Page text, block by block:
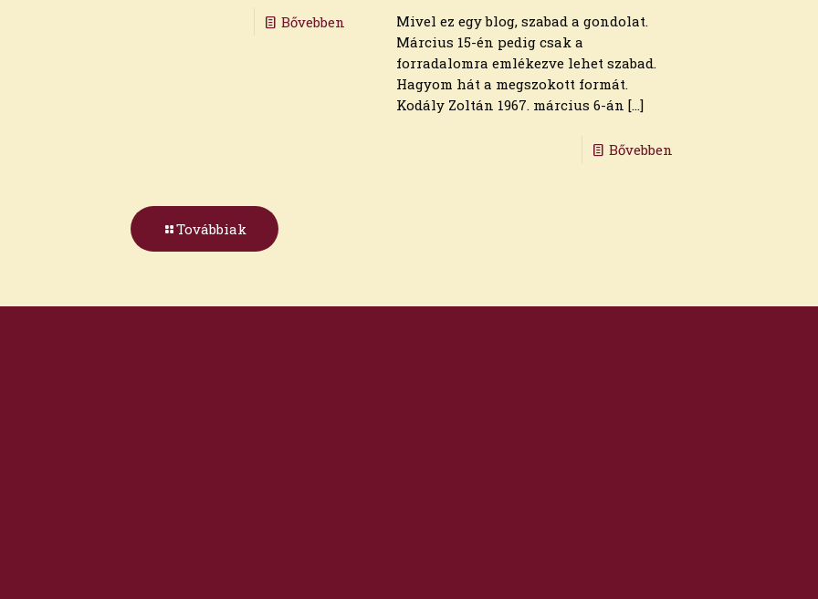
Bővebben
Mivel ez egy blog, szabad a gondolat.
Március 15-én pedig csak a
forradalomra emlékezve lehet szabad.
Hagyom hát a megszokott formát.
Kodály Zoltán 1967. március 6-án […]
Bővebben
Továbbiak